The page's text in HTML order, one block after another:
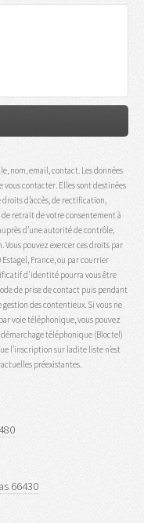
nom, email, contact. Les données
vous contacter. Elles sont destinées
d’accès, de rectification,
retrait de votre consentement à
d’une autorité de contrôle,
Vous pouvez exercer ces droits par
France, ou par courrier
d'identité pourra vous être
de prise de contact puis pendant
des contentieux. Si vous ne
voie téléphonique, vous pouvez
téléphonique (Bloctel)
l’inscription sur ladite liste n’est
préexistantes.
66430